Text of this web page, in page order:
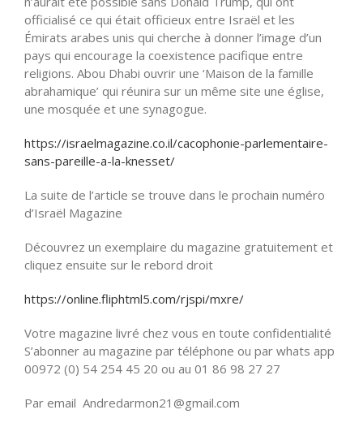
officialisé ce qui était officieux entre Israël et les
Émirats arabes unis qui cherche à donner l’image d’un
pays qui encourage la coexistence pacifique entre
religions. Abou Dhabi ouvrir une ‘Maison de la famille
abrahamique’ qui réunira sur un même site une église,
une mosquée et une synagogue.
https://israelmagazine.co.il/cacophonie-parlementaire-
sans-pareille-a-la-knesset/
La suite de l’article se trouve dans le prochain numéro
d’Israël Magazine
Découvrez un exemplaire du magazine gratuitement et
cliquez ensuite sur le rebord droit
https://online.fliphtml5.com/rjspi/mxre/
Votre magazine livré chez vous en toute confidentialité
S’abonner au magazine par téléphone ou par whats app
00972 (0) 54 254 45 20 ou au 01 86 98 27 27
Par email Andredarmon21@gmail.com